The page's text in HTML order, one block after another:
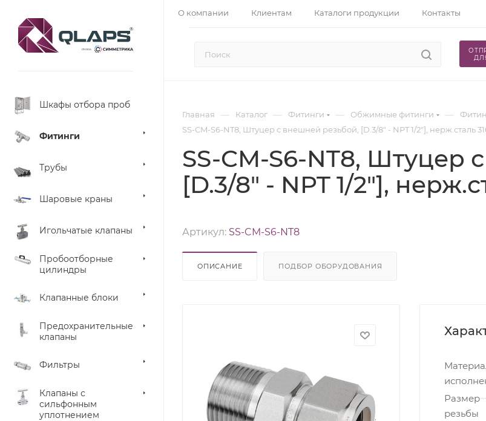
О компании Клиентам Каталоги продукции Контакты
Шкафы отбора проб
Фитинги
Трубы
Шаровые краны
Игольчатые клапаны
Пробоотборные
цилиндры
Клапанные блоки
Предохранительные
клапаны
Фильтры
Клапаны с
сильфонным
уплотнением
Главная — Каталог — Фитинги — Обжимные фитинги —
SS-CM-S6-NT8, Штуцер с внешней резьбой, [D.3/8" - NPT 1/2"], нерж.сталь
SS-CM-S6-NT8, Штуцер
[D.3/8" - NPT 1/2"],
Артикул: SS-CM-S6-NT8
ОПИСАНИЕ ПОДБОР ОБОРУДОВАНИЯ
Размер
резьбы